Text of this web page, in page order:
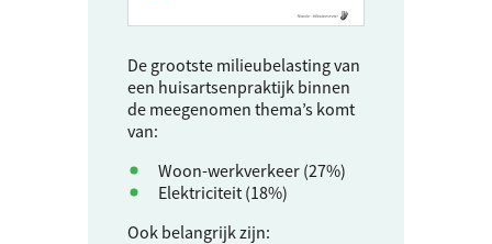
De grootste milieubelasting van
een huisartsenpraktijk binnen
de meegenomen thema’s komt
van:
Woon-werkverkeer (27%)
Elektriciteit (18%)
Ook belangrijk zijn: